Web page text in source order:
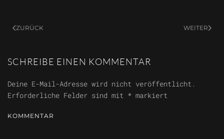
ZURÜCK WEITER
SCHREIBE EINEN KOMMENTAR
Deine E-Mail-Adresse wird nicht veröffentlicht.
Erforderliche Felder sind mit * markiert
KOMMENTAR